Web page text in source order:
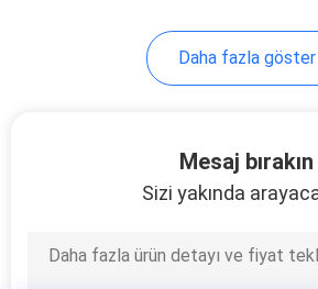
Daha fazla göster
Mesaj bırakın
Sizi yakında